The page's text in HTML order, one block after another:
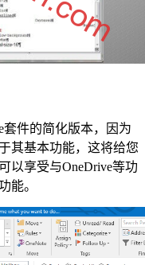
套件的简化版本，因为
其基本功能，这将给您
以享受与OneDrive等功
能。